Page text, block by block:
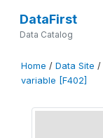
DataFirst
Data Catalog
Home / Data Site /
variable [F402]